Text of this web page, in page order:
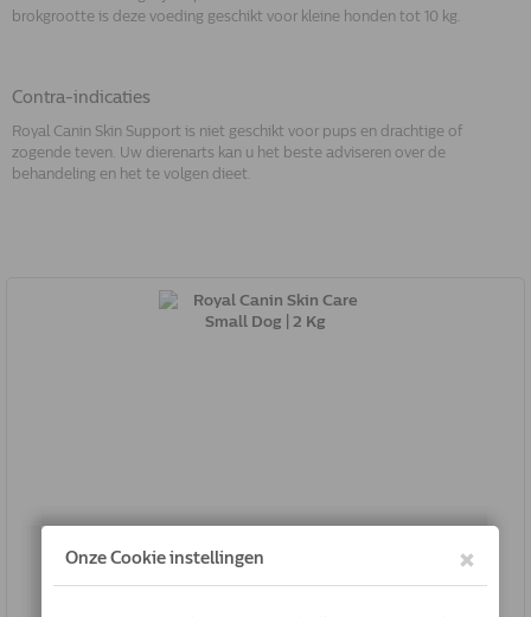
brokgrootte is deze voeding geschikt voor kleine honden tot 10 kg.
Contra-indicaties
Royal Canin Skin Support is niet geschikt voor pups en drachtige of
zogende teven. Uw dierenarts kan u het beste adviseren over de
behandeling en het te volgen dieet.
3182550797351